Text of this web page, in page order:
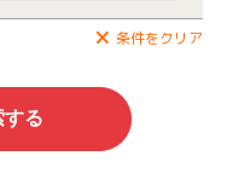
条件をクリア